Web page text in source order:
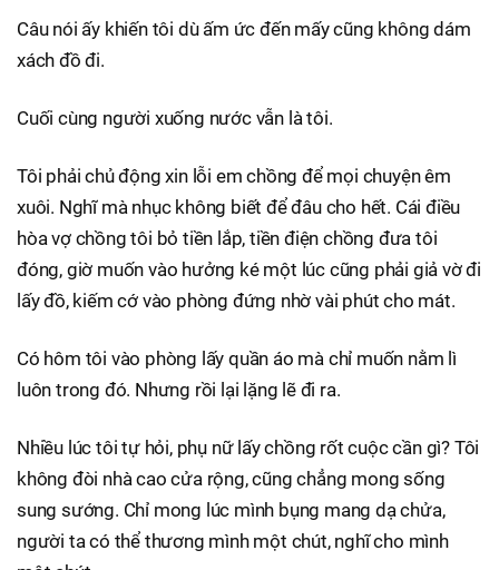
Câu nói ấy khiến tôi dù ấm ức đến mấy cũng không dám
xách đồ đi.
Cuối cùng người xuống nước vẫn là tôi.
Tôi phải chủ động xin lỗi em chồng để mọi chuyện êm
xuôi. Nghĩ mà nhục không biết để đâu cho hết. Cái điều
hòa vợ chồng tôi bỏ tiền lắp, tiền điện chồng đưa tôi
đóng, giờ muốn vào hưởng ké một lúc cũng phải giả vờ đi
lấy đồ, kiếm cớ vào phòng đứng nhờ vài phút cho mát.
Có hôm tôi vào phòng lấy quần áo mà chỉ muốn nằm lì
luôn trong đó. Nhưng rồi lại lặng lẽ đi ra.
Nhiều lúc tôi tự hỏi, phụ nữ lấy chồng rốt cuộc cần gì? Tôi
không đòi nhà cao cửa rộng, cũng chẳng mong sống
sung sướng. Chỉ mong lúc mình bụng mang dạ chửa,
người ta có thể thương mình một chút, nghĩ cho mình